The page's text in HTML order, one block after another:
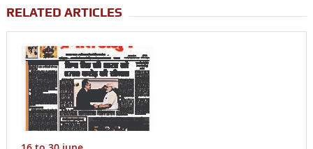
RELATED ARTICLES